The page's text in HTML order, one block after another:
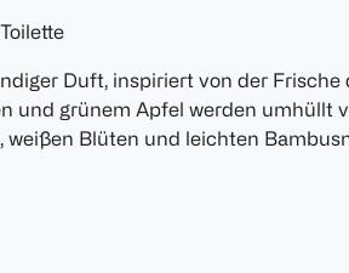
Duft, inspiriert von der Frische
und grünem Apfel werden umhüllt
weißen Blüten und leichten